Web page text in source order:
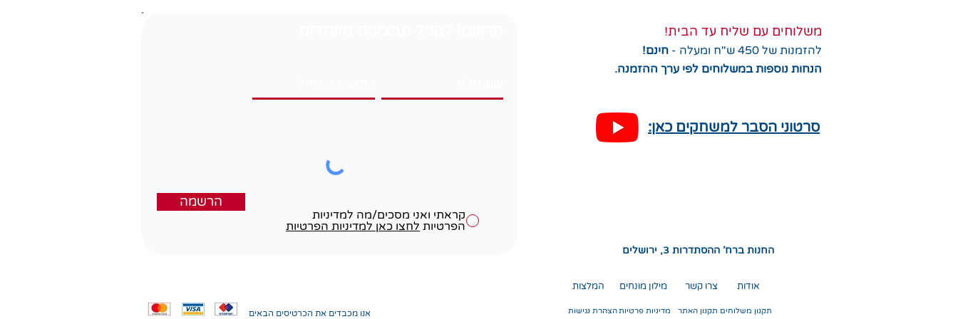
משחקי קלפים
Deck Building- משחקי
הרשמה
קראתי ואני מסכים/מה למדיניות
הפרטיות לחצו כאן למדיניות הפרטיות
אנו מכבדים את הכרטיסים הבאים
משלוחים עם שליח עד הבית!
להזמנות של 450 ש"ח ומעלה -
חינם!
הנחות נוספות במשלוחים לפי ערך ההזמנה.
סרטוני הסבר למשחקים כאן:
החנות ברח' ההסתדרות 3, ירושלים
המלצות מילון מונחים
הצהרת נגישותמדיניות פרטיות
צרו קשר
תקנון האתר
אודות
תקנון משלוחים